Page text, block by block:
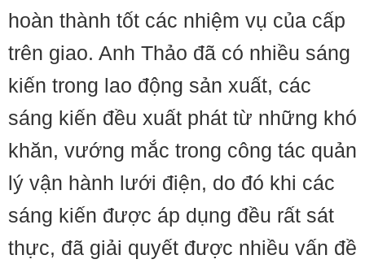
hoàn thành tốt các nhiệm vụ của cấp
trên giao. Anh Thảo đã có nhiều sáng
kiến trong lao động sản xuất, các
sáng kiến đều xuất phát từ những khó
khăn, vướng mắc trong công tác quản
lý vận hành lưới điện, do đó khi các
sáng kiến được áp dụng đều rất sát
thực, đã giải quyết được nhiều vấn đề